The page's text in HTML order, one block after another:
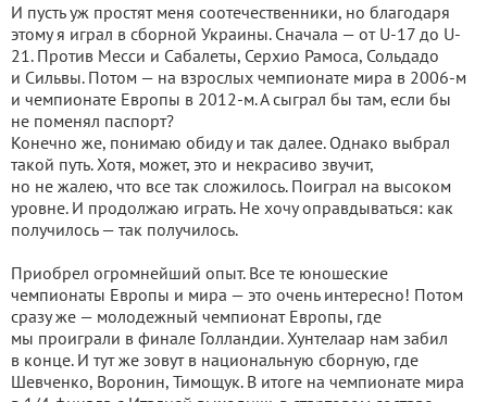
И пусть уж простят меня соотечественники, но благодаря
этому я играл в сборной Украины. Сначала — от U-17 до U-
21. Против Месси и Сабалеты, Серхио Рамоса, Сольдадо
и Сильвы. Потом — на взрослых чемпионате мира в 2006-м
и чемпионате Европы в 2012-м. А сыграл бы там, если бы
не поменял паспорт?
Конечно же, понимаю обиду и так далее. Однако выбрал
такой путь. Хотя, может, это и некрасиво звучит,
но не жалею, что все так сложилось. Поиграл на высоком
уровне. И продолжаю играть. Не хочу оправдываться: как
получилось — так получилось.
Приобрел огромнейший опыт. Все те юношеские
чемпионаты Европы и мира — это очень интересно! Потом
сразу же — молодежный чемпионат Европы, где
мы проиграли в финале Голландии. Хунтелаар нам забил
в конце. И тут же зовут в национальную сборную, где
Шевченко, Воронин, Тимощук. В итоге на чемпионате мира